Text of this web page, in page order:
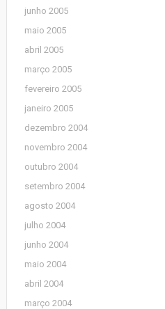
junho 2005
maio 2005
abril 2005
março 2005
fevereiro 2005
janeiro 2005
dezembro 2004
novembro 2004
outubro 2004
setembro 2004
agosto 2004
julho 2004
junho 2004
maio 2004
abril 2004
março 2004